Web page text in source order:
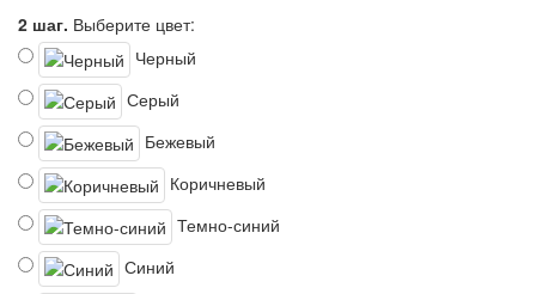
2 шаг. Выберите цвет:
Черный
Серый
Бежевый
Коричневый
Темно-синий
Синий